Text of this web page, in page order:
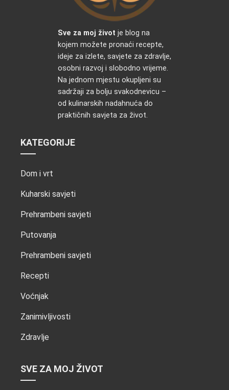
Sve za moj život je blog na
kojem možete pronaći recepte,
ideje za izlete, savjete za zdravlje,
osobni razvoj i slobodno vrijeme.
Na jednom mjestu okupljeni su
sadržaji za bolju svakodnevicu –
od kulinarskih nadahnuća do
praktičnih savjeta za život.
KATEGORIJE
Dom i vrt
Kuharski savjeti
Prehrambeni savjeti
Putovanja
Prehrambeni savjeti
Recepti
Voćnjak
Zanimivljivosti
Zdravlje
SVE ZA MOJ ŽIVOT